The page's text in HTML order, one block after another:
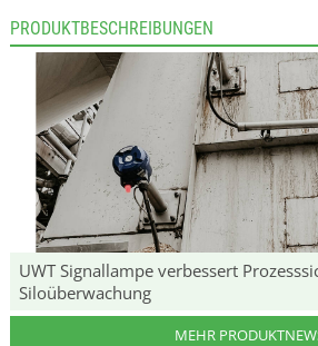
PRODUKTBESCHREIBUNGEN
UWT Signallampe verbessert
Siloüberwachung
MEHR